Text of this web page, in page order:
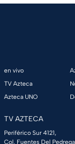
en vivo
TV Azteca
Azteca UNO
TV AZTECA
Periférico Sur 4121,
Col. Fuentes Del